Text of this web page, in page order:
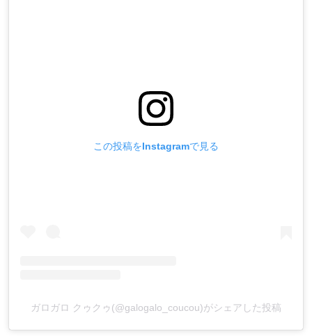
この投稿をInstagramで見る
ガロガロ クゥクゥ(@galogalo_coucou)がシェアした投稿